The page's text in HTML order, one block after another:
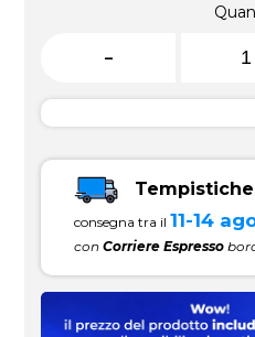
-
consegna tra il 11-14
conCorriere Espresso